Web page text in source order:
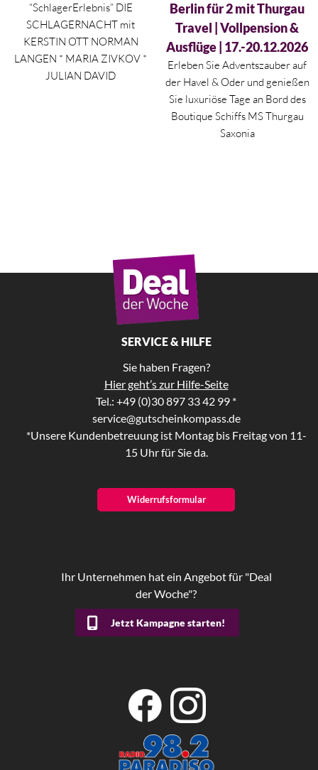
“SchlagerErlebnis” DIE
SCHLAGERNACHT mit
KERSTIN OTT NORMAN
LANGEN * MARIA ZIVKOV *
JULIAN DAVID
Berlin für 2 mit Thurgau
Travel | Vollpension &
Ausflüge | 17.-20.12.2026
Erleben Sie Adventszauber auf
der Havel & Oder und genießen
Sie luxuriöse Tage an Bord des
Boutique Schiffs MS Thurgau
Saxonia
SERVICE & HILFE
Sie haben Fragen?
Hier geht’s zur Hilfe-Seite
Tel.: +49 (0)30 897 33 42 99 *
service@gutscheinkompass.de
*Unsere Kundenbetreuung ist Montag bis Freitag von 11-
15 Uhr für Sie da.
Widerrufsformular
Ihr Unternehmen hat ein Angebot für "Deal
der Woche"?
Jetzt Kampagne starten!